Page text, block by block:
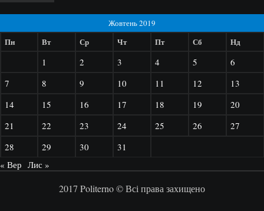
Жовтень 2019
Пн Вт Ср Чт Пт Сб Нд
1 2 3 4 5
6
7
8 9 10 11 12
13
14
15 16 17 18 19
20
21
22 23 24 25 26
27
28
29 30
31
« Вер Лис »
2017 Politerno © Всі права захищено